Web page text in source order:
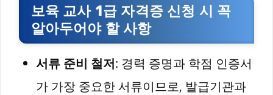
보육 교사 1급 자격증 신청 시 꼭
알아두어야 할 사항
서류 준비 철저: 경력 증명과 학점 인증서
가 가장 중요한 서류이므로, 발급기관과